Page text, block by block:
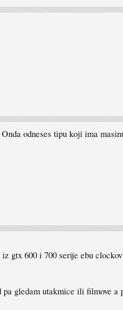
odneses tipu koji ima
gtx 600 i 700 serije ebu
gledam utakmice ili filmove